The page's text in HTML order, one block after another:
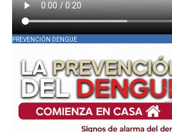
PREVENCIÓN DENGUE